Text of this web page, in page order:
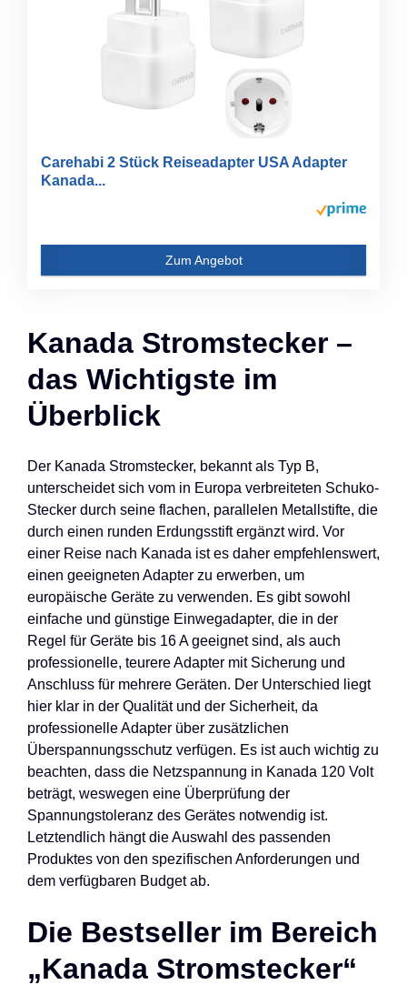
Carehabi 2 Stück Reiseadapter USA Adapter
Kanada...
Zum Angebot
Kanada Stromstecker –
das Wichtigste im
Überblick
Der Kanada Stromstecker, bekannt als Typ B,
unterscheidet sich vom in Europa verbreiteten Schuko-
Stecker durch seine flachen, parallelen Metallstifte, die
durch einen runden Erdungsstift ergänzt wird. Vor
einer Reise nach Kanada ist es daher empfehlenswert,
einen geeigneten Adapter zu erwerben, um
europäische Geräte zu verwenden. Es gibt sowohl
einfache und günstige Einwegadapter, die in der
Regel für Geräte bis 16 A geeignet sind, als auch
professionelle, teurere Adapter mit Sicherung und
Anschluss für mehrere Geräten. Der Unterschied liegt
hier klar in der Qualität und der Sicherheit, da
professionelle Adapter über zusätzlichen
Überspannungsschutz verfügen. Es ist auch wichtig zu
beachten, dass die Netzspannung in Kanada 120 Volt
beträgt, weswegen eine Überprüfung der
Spannungstoleranz des Gerätes notwendig ist.
Letztendlich hängt die Auswahl des passenden
Produktes von den spezifischen Anforderungen und
dem verfügbaren Budget ab.
Die Bestseller im Bereich
„Kanada Stromstecker“